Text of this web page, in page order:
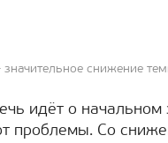
снижение
идёт о начальном
проблемы. Со